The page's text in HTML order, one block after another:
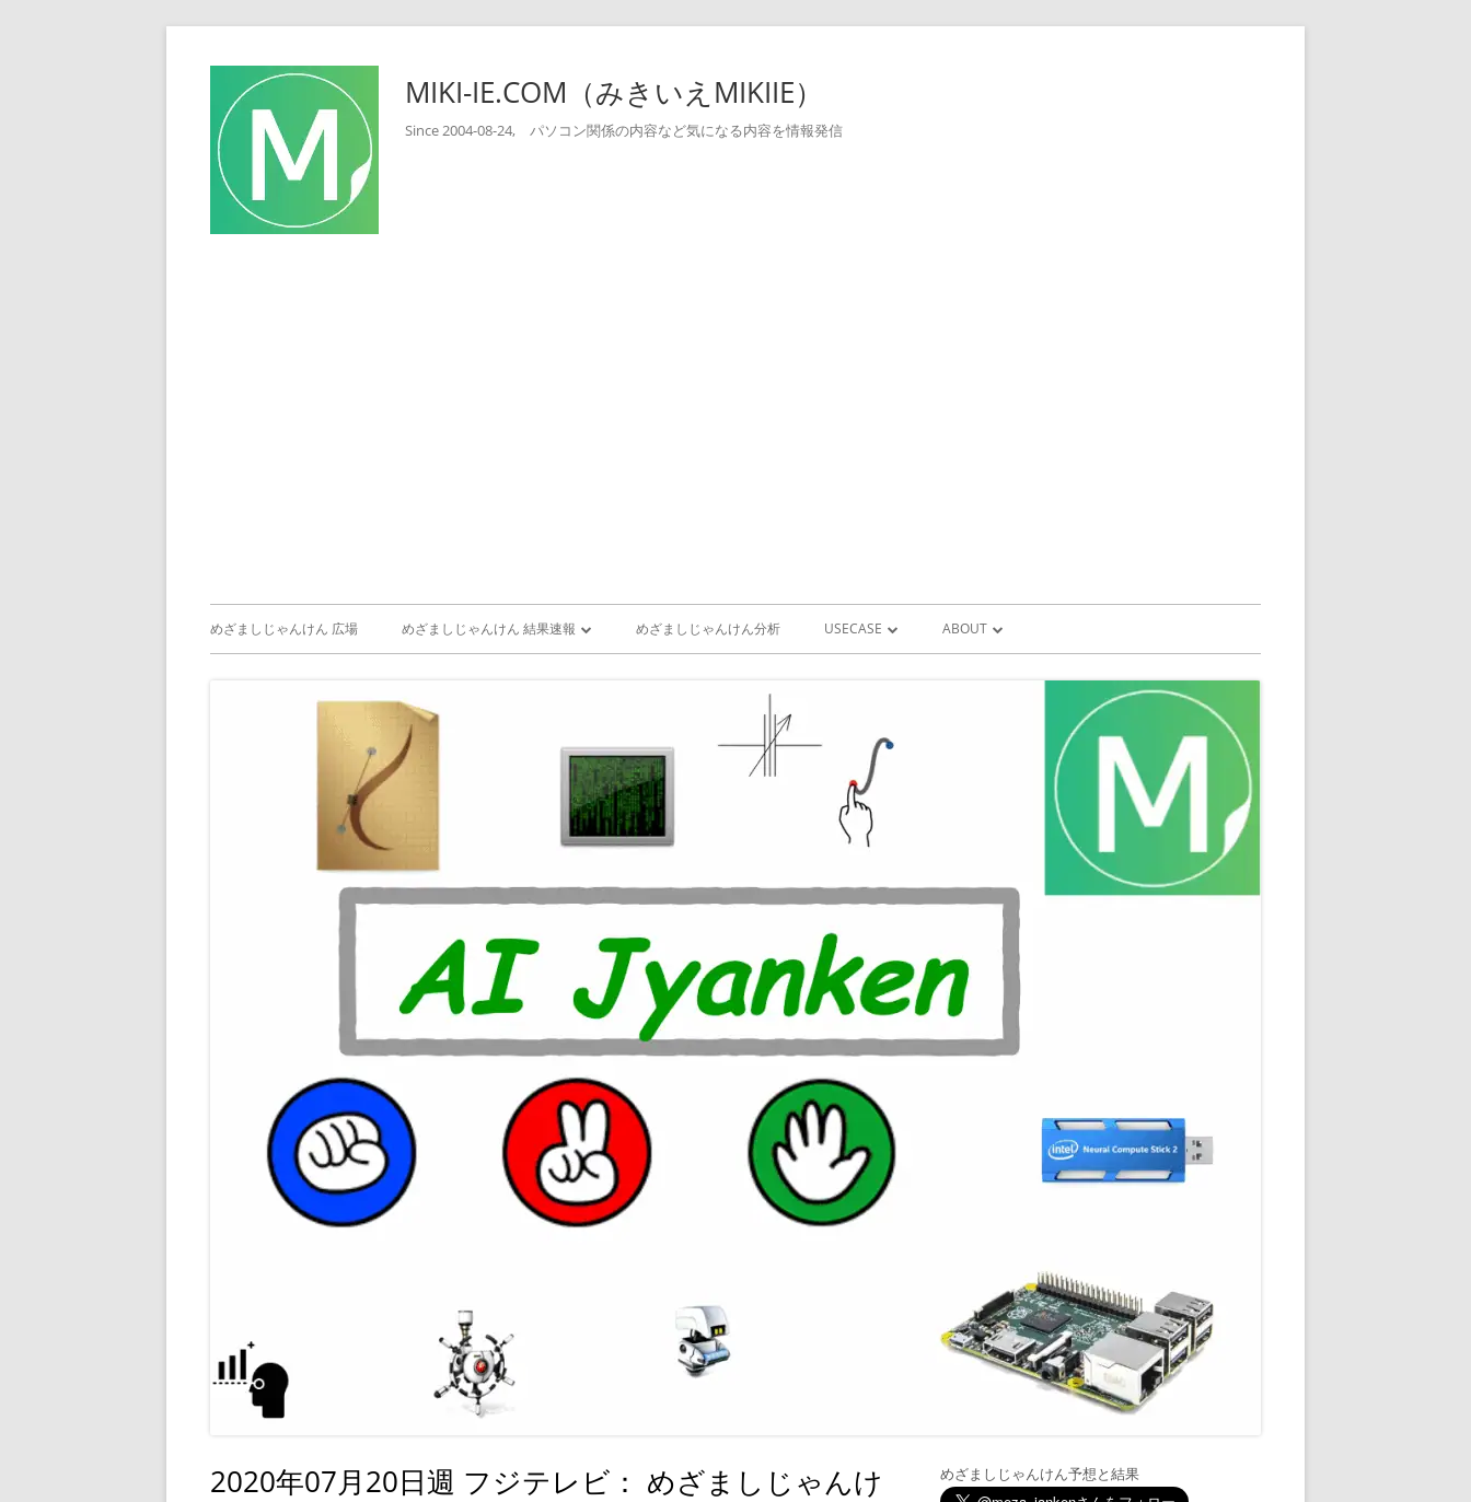
MIKI-IE.COM（みきいえMIKIIE）
Since 2004-08-24, パソコン関係の内容など気になる内容を情報発信
メ
めざましじゃんけん 広場 めざましじゃんけん 結果速報 めざましじゃんけん分析 USECASE
雨が降り出す前に通知①GOOGLE HOME
スピーカーとライン通知
GOOGLE HOME音声コマンドで、パソコ
GOOGLE HOME音声コマンドで、パソコ
ンを起動する
室温上昇（30℃）でLINE通知
室温上昇でパソコンシャットダウンと
LINE通知
電車遅延情報をGOOGLE HOME
NOTIFIERでアナウンス
他の部屋に連絡-BY-GOOGLE-HOME-
NOTIFIER
雨が降り出す前に通知②ピンポイント雨予
NATUREREMOAPIで蓄積する室温・湿
ABOUT
2020年07月20日週 フジテレビ： めざましじゃんけ
メ
めざましじゃんけん予想と結果